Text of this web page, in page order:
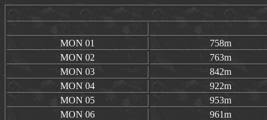
MON 01
758m
MON 02
763m
MON 03
842m
MON 04
922m
MON 05
953m
MON 06
961m